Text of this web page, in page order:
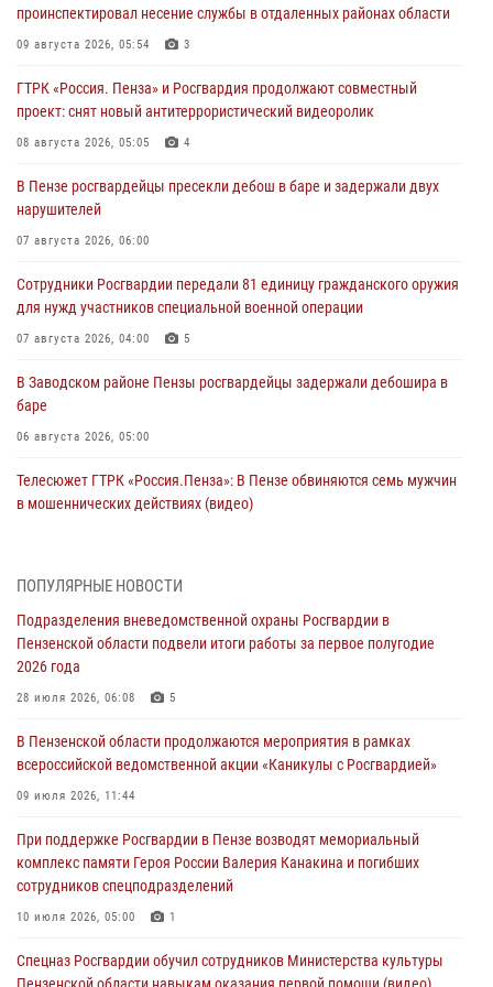
проинспектировал несение службы в отдаленных районах области
09 августа 2026, 05:54 3
ГТРК «Россия. Пенза» и Росгвардия продолжают совместный
проект: снят новый антитеррористический видеоролик
08 августа 2026, 05:05 4
В Пензе росгвардейцы пресекли дебош в баре и задержали двух
нарушителей
07 августа 2026, 06:00
Сотрудники Росгвардии передали 81 единицу гражданского оружия
для нужд участников специальной военной операции
07 августа 2026, 04:00 5
В Заводском районе Пензы росгвардейцы задержали дебошира в
баре
06 августа 2026, 05:00
Телесюжет ГТРК «Россия.Пенза»: В Пензе обвиняются семь мужчин
в мошеннических действиях (видео)
В Заречном росгвардейцы почтили память легендарного генерала
05 августа 2026, 07:00
Сотрудники пензенского ОМОН «Страж» познакомили участников
сборов «Гвардеец» с вооружением и техникой Росгвардии
В Пензе сотрудники Росгвардии оказали помощь
дезориентированному пенсионеру
В Пензе при силовой поддержке Росгвардии пресечена
деятельность ОПГ, маскировавшейся под реабилитационный центр
(видео)
ПОПУЛЯРНЫЕ НОВОСТИ
Подразделения вневедомственной охраны Росгвардии в
Пензенской области подвели итоги работы за первое полугодие
2026 года
28 июля 2026, 06:08 5
В Пензенской области продолжаются мероприятия в рамках
всероссийской ведомственной акции «Каникулы с Росгвардией»
09 июля 2026, 11:44
При поддержке Росгвардии в Пензе возводят мемориальный
комплекс памяти Героя России Валерия Канакина и погибших
сотрудников спецподразделений
10 июля 2026, 05:00 1
Спецназ Росгвардии обучил сотрудников Министерства культуры